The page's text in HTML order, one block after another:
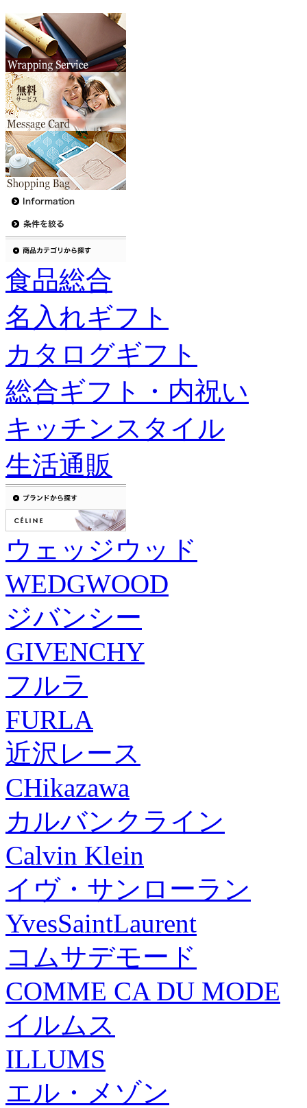
食品総合
名入れギフト
カタログギフト
総合ギフト・内祝い
キッチンスタイル
生活通販
ウェッジウッド
WEDGWOOD
ジバンシー
GIVENCHY
フルラ
FURLA
近沢レース
CHikazawa
カルバンクライン
Calvin Klein
イヴ・サンローラン
YvesSaintLaurent
コムサデモード
COMME CA DU MODE
イルムス
ILLUMS
エル・メゾン